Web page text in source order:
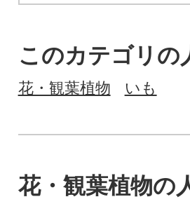
このカテゴリの
花・観葉植物 いも
花・観葉植物の